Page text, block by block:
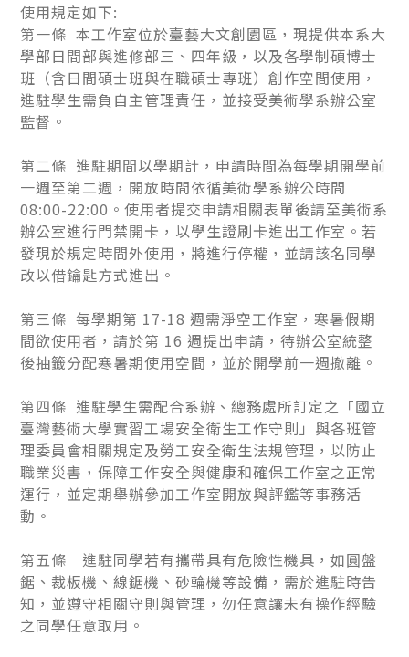
使用規定如下:
第一條 本工作室位於臺藝大文創園區，現提供本系大
學部日間部與進修部三、四年級，以及各學制碩博士
班（含日間碩士班與在職碩士專班）創作空間使用，
進駐學生需負自主管理責任，並接受美術學系辦公室
監督。
第二條 進駐期間以學期計，申請時間為每學期開學前
一週至第二週，開放時間依循美術學系辦公時間
08:00-22:00。使用者提交申請相關表單後請至美術系
辦公室進行門禁開卡，以學生證刷卡進出工作室。若
發現於規定時間外使用，將進行停權，並請該名同學
改以借鑰匙方式進出。
第三條 每學期第 17-18 週需淨空工作室，寒暑假期
間欲使用者，請於第 16 週提出申請，待辦公室統整
後抽籤分配寒暑期使用空間，並於開學前一週撤離。
第四條 進駐學生需配合系辦、總務處所訂定之「國立
臺灣藝術大學實習工場安全衛生工作守則」與各班管
理委員會相關規定及勞工安全衛生法規管理，以防止
職業災害，保障工作安全與健康和確保工作室之正常
運行，並定期舉辦參加工作室開放與評鑑等事務活
動。
第五條 進駐同學若有攜帶具有危險性機具，如圓盤
鋸、裁板機、線鋸機、砂輪機等設備，需於進駐時告
知，並遵守相關守則與管理，勿任意讓未有操作經驗
之同學任意取用。